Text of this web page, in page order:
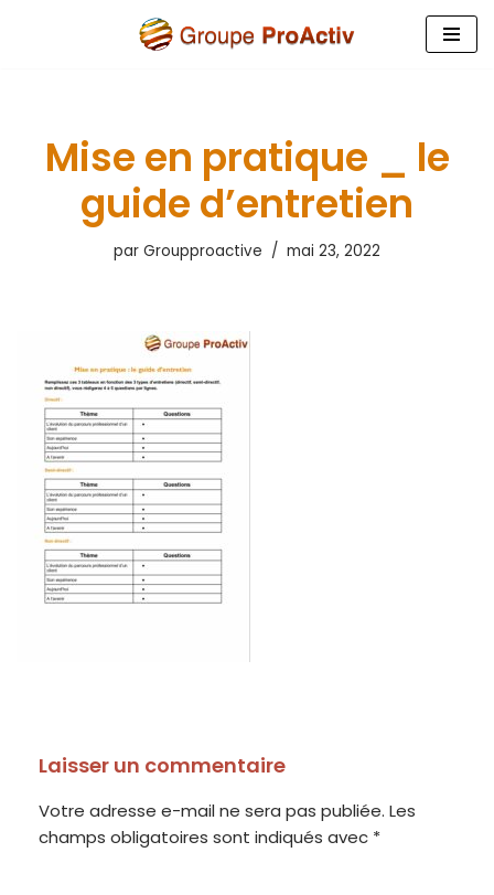
Mise en pratique _ le
guide d’entretien
par Groupproactive mai 23, 2022
Laisser un commentaire
Votre adresse e-mail ne sera pas publiée. Les
champs obligatoires sont indiqués avec *